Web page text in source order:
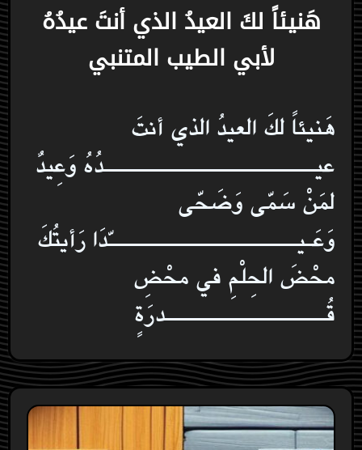
هَنيئاً لكَ العيدُ الذي أنتَ عيدُهُ
لأبي الطيب المتنبي
هَنيئاً لكَ العيدُ الذي أنتَ
عيـــــــــــــــــــــــــــــدُهُ وَعِيدٌ
لمَنْ سَمّى وَضَحّى
وَعَـيــــــــــــــــــــــــــّدَا رَأيتُكَ
محْضَ الحِلْمِ في محْضِ
قُــــــــــــــــــــــدرَةٍ